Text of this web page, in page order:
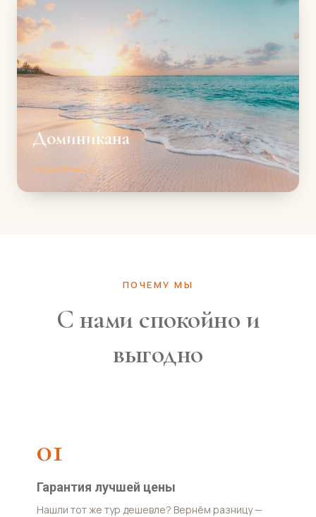
Доминикана
Подробнее →
ПОЧЕМУ МЫ
С нами спокойно и
выгодно
01
Гарантия лучшей цены
Нашли тот же тур дешевле? Вернём разницу —